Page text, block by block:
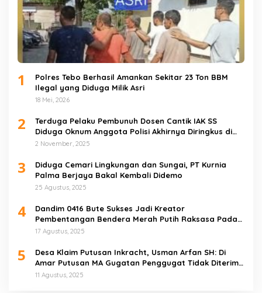
1
Polres Tebo Berhasil Amankan Sekitar 23 Ton BBM
Ilegal yang Diduga Milik Asri
18 Mei, 2026
2
Terduga Pelaku Pembunuh Dosen Cantik IAK SS
Diduga Oknum Anggota Polisi Akhirnya Diringkus di
Tebo Tengah
2 November, 2025
3
Diduga Cemari Lingkungan dan Sungai, PT Kurnia
Palma Berjaya Bakal Kembali Didemo
25 Agustus, 2025
4
Dandim 0416 Bute Sukses Jadi Kreator
Pembentangan Bendera Merah Putih Raksasa Pada
Peringatan HUT RI ke 80 di Tebo
17 Agustus, 2025
5
Desa Klaim Putusan Inkracht, Usman Arfan SH: Di
Amar Putusan MA Gugatan Penggugat Tidak Diterima
(NO)
11 Agustus, 2025